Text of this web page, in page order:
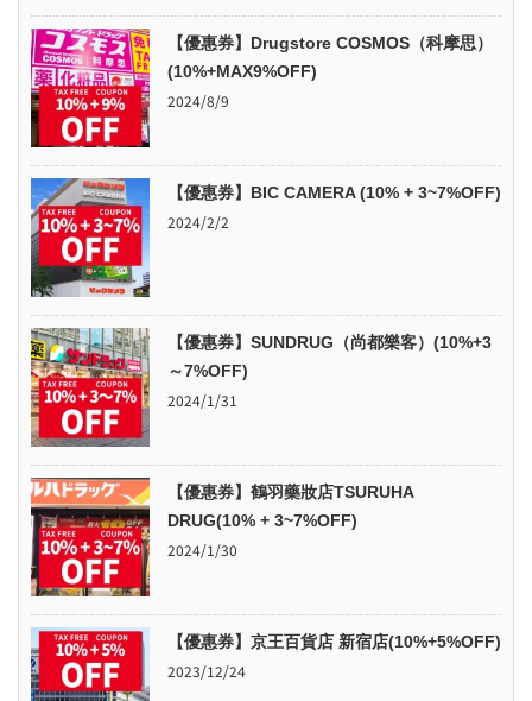
【優惠券】Drugstore COSMOS（科摩思）
(10%+MAX9%OFF)
2024/8/9
【優惠券】BIC CAMERA (10% + 3~7%OFF)
2024/2/2
【優惠券】SUNDRUG（尚都樂客）(10%+3
～7%OFF)
2024/1/31
【優惠券】鶴羽藥妝店TSURUHA
DRUG(10% + 3~7%OFF)
2024/1/30
【優惠券】京王百貨店 新宿店(10%+5%OFF)
2023/12/24